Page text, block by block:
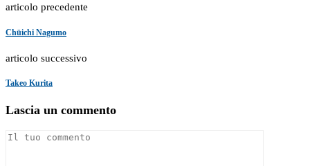
articolo precedente
Chūichi Nagumo
articolo successivo
Takeo Kurita
Lascia un commento